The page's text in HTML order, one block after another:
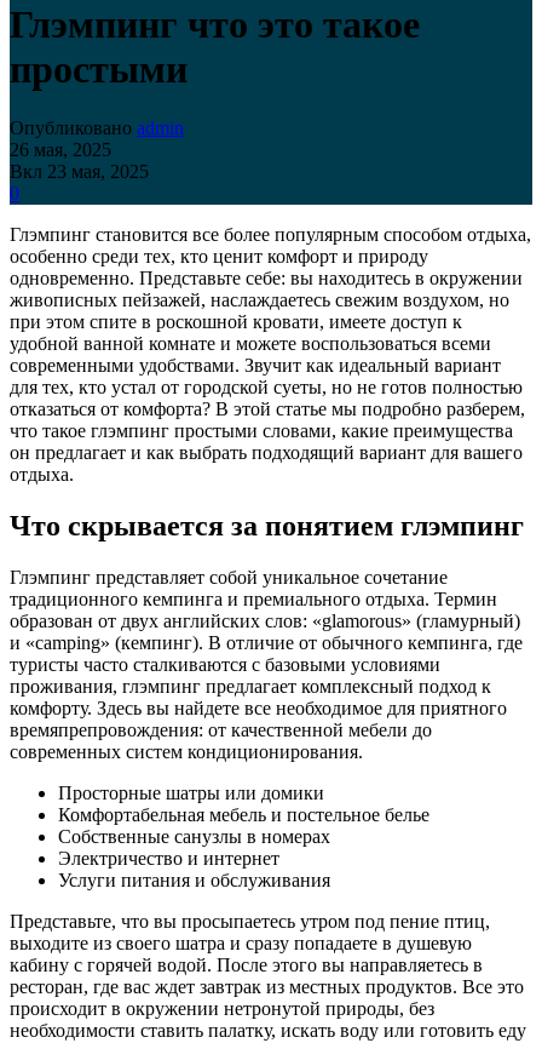
Глэмпинг что это такое
простыми
Опубликовано admin
26 мая, 2025
Вкл 23 мая, 2025
0
Глэмпинг становится все более популярным способом отдыха,
особенно среди тех, кто ценит комфорт и природу
одновременно. Представьте себе: вы находитесь в окружении
живописных пейзажей, наслаждаетесь свежим воздухом, но
при этом спите в роскошной кровати, имеете доступ к
удобной ванной комнате и можете воспользоваться всеми
современными удобствами. Звучит как идеальный вариант
для тех, кто устал от городской суеты, но не готов полностью
отказаться от комфорта? В этой статье мы подробно разберем,
что такое глэмпинг простыми словами, какие преимущества
он предлагает и как выбрать подходящий вариант для вашего
отдыха.
Что скрывается за понятием глэмпинг
Глэмпинг представляет собой уникальное сочетание
традиционного кемпинга и премиального отдыха. Термин
образован от двух английских слов: «glamorous» (гламурный)
и «camping» (кемпинг). В отличие от обычного кемпинга, где
туристы часто сталкиваются с базовыми условиями
проживания, глэмпинг предлагает комплексный подход к
комфорту. Здесь вы найдете все необходимое для приятного
времяпрепровождения: от качественной мебели до
современных систем кондиционирования.
Просторные шатры или домики
Комфортабельная мебель и постельное белье
Собственные санузлы в номерах
Электричество и интернет
Услуги питания и обслуживания
Представьте, что вы просыпаетесь утром под пение птиц,
выходите из своего шатра и сразу попадаете в душевую
кабину с горячей водой. После этого вы направляетесь в
ресторан, где вас ждет завтрак из местных продуктов. Все это
происходит в окружении нетронутой природы, без
необходимости ставить палатку, искать воду или готовить еду